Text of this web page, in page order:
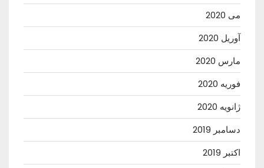
می 2020
آوریل 2020
مارس 2020
فوریه 2020
ژانویه 2020
دسامبر 2019
اکتبر 2019